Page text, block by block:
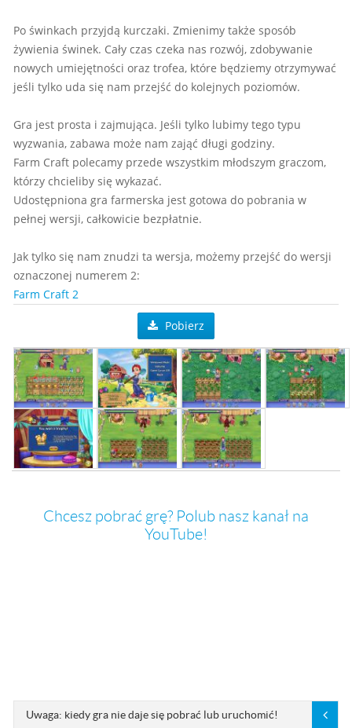
Po świnkach przyjdą kurczaki. Zmienimy także sposób
żywienia świnek. Cały czas czeka nas rozwój, zdobywanie
nowych umiejętności oraz trofea, które będziemy otrzymywać
jeśli tylko uda się nam przejść do kolejnych poziomów.
Gra jest prosta i zajmująca. Jeśli tylko lubimy tego typu
wyzwania, zabawa może nam zająć długi godziny.
Farm Craft polecamy przede wszystkim młodszym graczom,
którzy chcieliby się wykazać.
Udostępniona gra farmerska jest gotowa do pobrania w
pełnej wersji, całkowicie bezpłatnie.
Jak tylko się nam znudzi ta wersja, możemy przejść do wersji
oznaczonej numerem 2:
Farm Craft 2
Pobierz
Chcesz pobrać grę? Polub nasz kanał na
YouTube!
Uwaga: kiedy gra nie daje się pobrać lub uruchomić!